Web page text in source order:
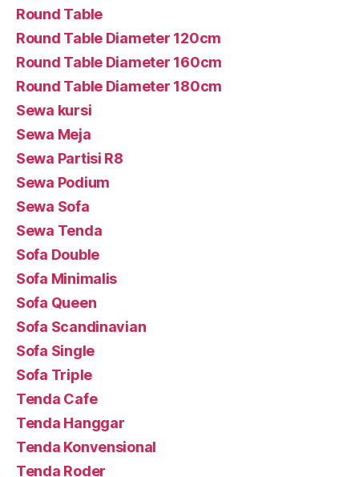
Round Table
Round Table Diameter 120cm
Round Table Diameter 160cm
Round Table Diameter 180cm
Sewa kursi
Sewa Meja
Sewa Partisi R8
Sewa Podium
Sewa Sofa
Sewa Tenda
Sofa Double
Sofa Minimalis
Sofa Queen
Sofa Scandinavian
Sofa Single
Sofa Triple
Tenda Cafe
Tenda Hanggar
Tenda Konvensional
Tenda Roder